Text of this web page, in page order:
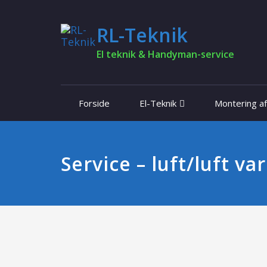
RL-Teknik
El teknik & Handyman-service
Forside El-Teknik Montering
Service – luft/luft